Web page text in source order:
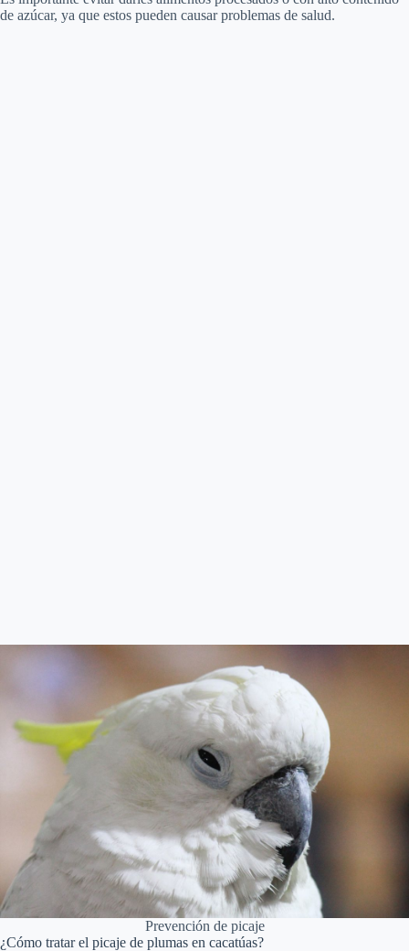
de azúcar, ya que estos pueden causar problemas de salud.
Prevención de picaje
¿Cómo tratar el picaje de plumas en cacatúas?